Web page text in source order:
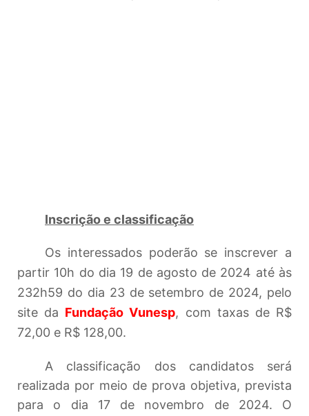
Inscrição e classificação
Os interessados poderão se inscrever a
partir 10h do dia 19 de agosto de 2024 até às
232h59 do dia 23 de setembro de 2024, pelo
site da Fundação Vunesp, com taxas de R$
72,00 e R$ 128,00.
A classificação dos candidatos será
realizada por meio de prova objetiva, prevista
para o dia 17 de novembro de 2024. O